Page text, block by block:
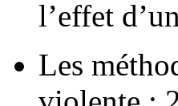
l’effet
Les